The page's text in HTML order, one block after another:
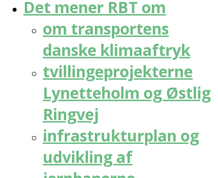
Det mener RBT om
om transportens
danske klimaaftryk
tvillingeprojekterne
Lynetteholm og Østlig
Ringvej
infrastrukturplan og
udvikling af